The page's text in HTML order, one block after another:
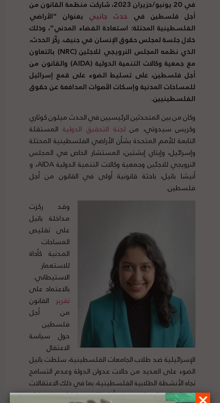
في 20 يونيو/حزيران 2023، شاركت منظمة القانون من
أجل فلسطين في حدث جانبي بعنوان “الأراضي
الفلسطينية المحتلة: استعادة الفضاء المدني”، وذلك
خلال جلسة لمجلس حقوق الإنسان في جنيف. ركّز الحدث،
الذي نظمه المجلس النرويجي للاجئين (NRC) بالتعاون
مع جمعية وكالات التنمية الدولية (AIDA) والقانون من
أجل فلسطين، على تسليط الضوء على قمع إسرائيل
للمساحات المدنية وإسكات الأصوات المدافعة عن حقوق
الفلسطينيين.
وكان من بين المتحدثين الرئيسيين في الحدث ميلون كوثاري
وكريس سيدوتي، من لجنة التحقيق الدولية المستقلة
التابعة للأمم المتحدة بشأن الأراضي الفلسطينية المحتلة
وإسرائيل، وإيتاي إبشتين، المستشار الخاص في المجلس
النرويجي للاجئين وجمعية وكالات التنمية الدولية AIDA، و
أنيشا باتيل، باحثة قانونية أولى في القانون من أجل
فلسطين.
وقد ركزت
مداخلة باتيل
على تقليص
المساحات
المدنية كأداة
للاستعمار
الاستيطاني.
بالاعتماد على
تقرير القانون
من أجل
فلسطين
حول سياسة
الاعتقال
الإسرائيلية ضد طلاب الجامعات الفلسطينية، سلطت باتيل
الضوء على العديد من حالات عدوان الدولة وعدم التسامح
تجاه الأنشطة الطلابية الفلسطينية، بما في ذلك الاعتقالات
ذات الدوافع السياسية دون أدلة كافية. وشاركت قصة ليان